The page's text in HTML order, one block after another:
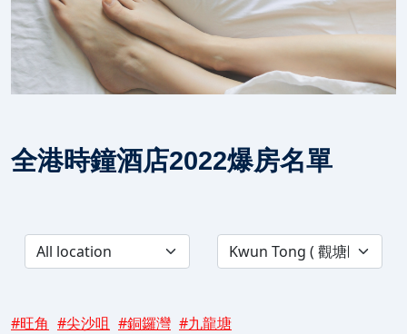
全港時鐘酒店2022爆房名單
#旺角 #尖沙咀 #銅鑼灣 #九龍塘